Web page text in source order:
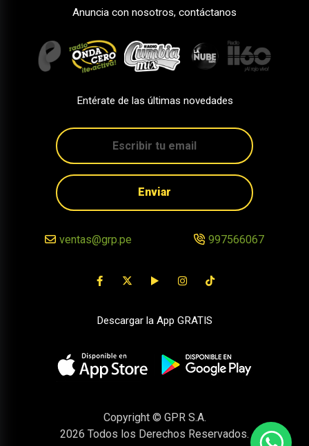
Anuncia con nosotros, contáctanos
Entérate de las últimas novedades
Enviar
ventas@grp.pe 997566067
Descargar la App GRATIS
Copyright © GPR S.A.
2026 Todos los Derechos Reservados.